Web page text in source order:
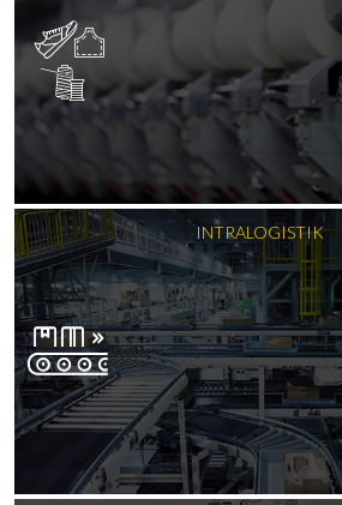
INTRALOGISTIK